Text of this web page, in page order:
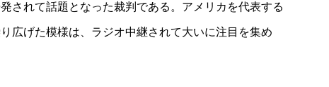
されて話題となった裁判である。アメリカを代表する
広げた模様は、ラジオ中継されて大いに注目を集め